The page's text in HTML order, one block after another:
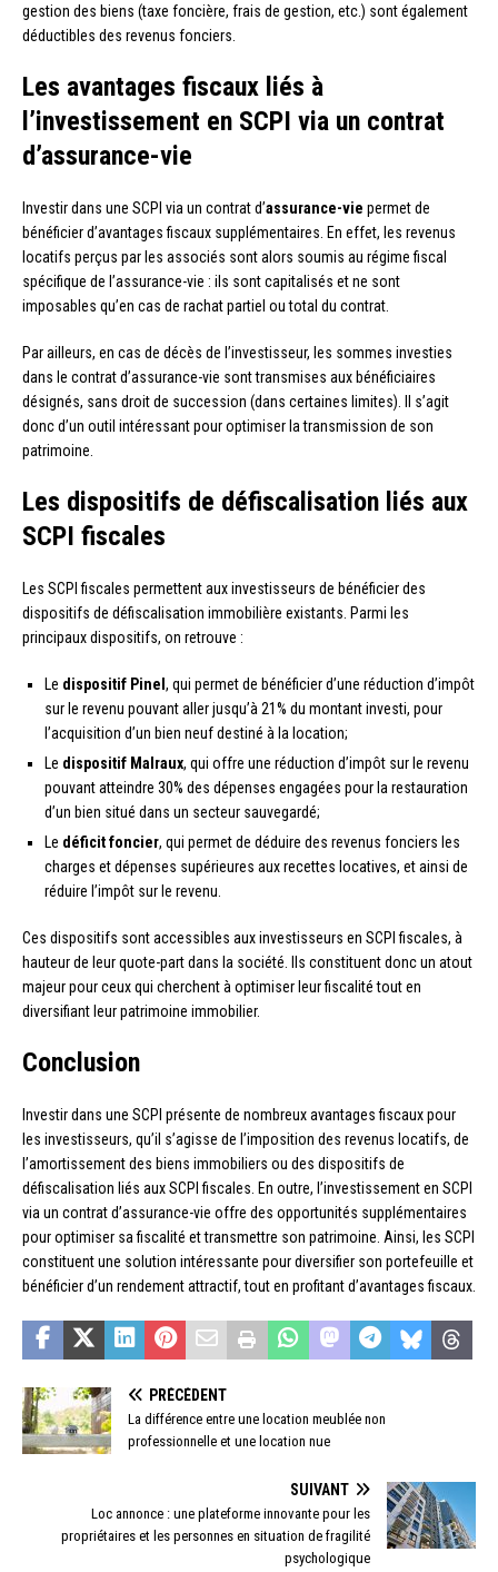
gestion des biens (taxe foncière, frais de gestion, etc.) sont également
déductibles des revenus fonciers.
Les avantages fiscaux liés à
l’investissement en SCPI via un contrat
d’assurance-vie
Investir dans une SCPI via un contrat d’assurance-vie permet de
bénéficier d’avantages fiscaux supplémentaires. En effet, les revenus
locatifs perçus par les associés sont alors soumis au régime fiscal
spécifique de l’assurance-vie : ils sont capitalisés et ne sont
imposables qu’en cas de rachat partiel ou total du contrat.
Par ailleurs, en cas de décès de l’investisseur, les sommes investies
dans le contrat d’assurance-vie sont transmises aux bénéficiaires
désignés, sans droit de succession (dans certaines limites). Il s’agit
donc d’un outil intéressant pour optimiser la transmission de son
patrimoine.
Les dispositifs de défiscalisation liés aux
SCPI fiscales
Les SCPI fiscales permettent aux investisseurs de bénéficier des
dispositifs de défiscalisation immobilière existants. Parmi les
principaux dispositifs, on retrouve :
Le dispositif Pinel , qui permet de bénéficier d’une réduction d’impôt
sur le revenu pouvant aller jusqu’à 21% du montant investi, pour
l’acquisition d’un bien neuf destiné à la location;
Le dispositif Malraux, qui offre une réduction d’impôt sur le revenu
pouvant atteindre 30% des dépenses engagées pour la restauration
d’un bien situé dans un secteur sauvegardé;
Le déficit foncier, qui permet de déduire des revenus fonciers les
charges et dépenses supérieures aux recettes locatives, et ainsi de
réduire l’impôt sur le revenu.
Ces dispositifs sont accessibles aux investisseurs en SCPI fiscales, à
hauteur de leur quote-part dans la société. Ils constituent donc un atout
majeur pour ceux qui cherchent à optimiser leur fiscalité tout en
diversifiant leur patrimoine immobilier.
Conclusion
Investir dans une SCPI présente de nombreux avantages fiscaux pour
les investisseurs, qu’il s’agisse de l’imposition des revenus locatifs, de
l’amortissement des biens immobiliers ou des dispositifs de
défiscalisation liés aux SCPI fiscales. En outre, l’investissement en SCPI
via un contrat d’assurance-vie offre des opportunités supplémentaires
pour optimiser sa fiscalité et transmettre son patrimoine. Ainsi, les SCPI
constituent une solution intéressante pour diversifier son portefeuille et
bénéficier d’un rendement attractif, tout en profitant d’avantages fiscaux.
PRÉCÉDENT
La différence entre une location meublée non
professionnelle et une location nue
SUIVANT
Loc annonce : une plateforme innovante pour les
propriétaires et les personnes en situation de fragilité
psychologique